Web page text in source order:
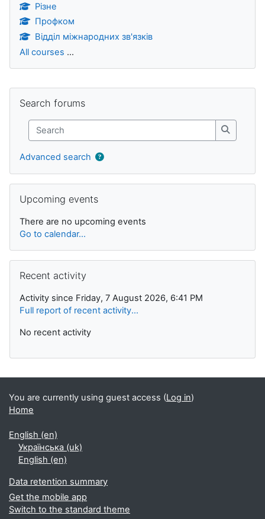
Різне
Профком
Відділ міжнародних зв'язків
All courses ...
Blocks
Search forums
Search
Search
Advanced search
Upcoming events
There are no upcoming events
Go to calendar...
Recent activity
Activity since Friday, 7 August 2026, 6:41 PM
Full report of recent activity...
No recent activity
You are currently using guest access (Log in)
Home
English ‎(en)‎
Українська ‎(uk)‎
English ‎(en)‎
Data retention summary
Get the mobile app
Switch to the standard theme